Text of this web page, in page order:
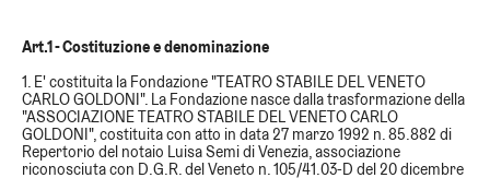
Art.1 - Costituzione e denominazione
1. E' costituita la Fondazione "TEATRO STABILE DEL VENETO
CARLO GOLDONI". La Fondazione nasce dalla trasformazione della
"ASSOCIAZIONE TEATRO STABILE DEL VENETO CARLO
GOLDONI", costituita con atto in data 27 marzo 1992 n. 85.882 di
Repertorio del notaio Luisa Semi di Venezia, associazione
riconosciuta con D.G.R. del Veneto n. 105/41.03-D del 20 dicembre